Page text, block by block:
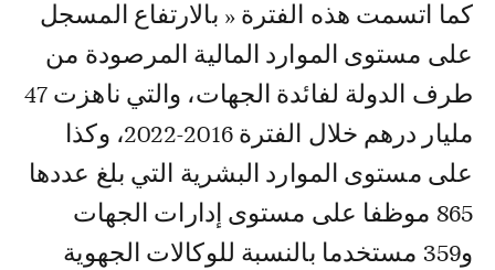
كما اتسمت هذه الفترة « بالارتفاع المسجل
على مستوى الموارد المالية المرصودة من
طرف الدولة لفائدة الجهات، والتي ناهزت 47
مليار درهم خلال الفترة 2016-2022، وكذا
على مستوى الموارد البشرية التي بلغ عددها
865 موظفا على مستوى إدارات الجهات
و359 مستخدما بالنسبة للوكالات الجهوية